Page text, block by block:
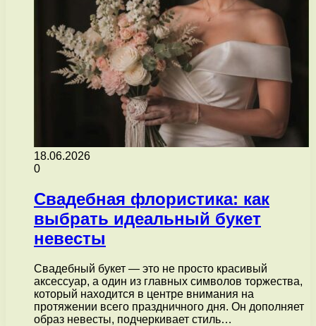
18.06.2026
0
Свадебная флористика: как
выбрать идеальный букет
невесты
Свадебный букет — это не просто красивый
аксессуар, а один из главных символов торжества,
который находится в центре внимания на
протяжении всего праздничного дня. Он дополняет
образ невесты, подчеркивает стиль…